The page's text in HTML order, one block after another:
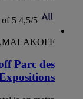
4,5/5
of 5
MALAKOFF, فرنسا
Parc des